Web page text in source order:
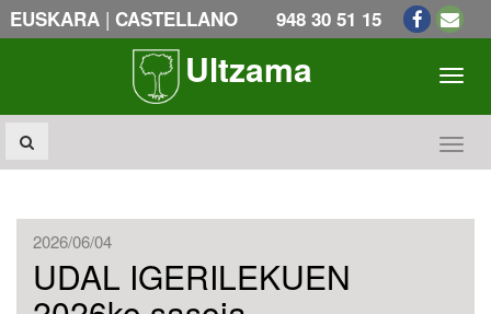
EUSKARA | CASTELLANO 948 30 51 15
Ultzama
2026/06/04
UDAL IGERILEKUEN